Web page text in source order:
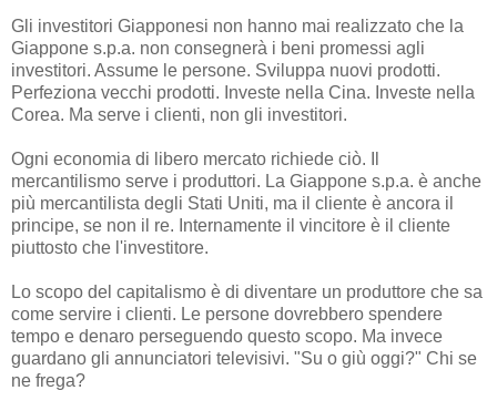
Gli investitori Giapponesi non hanno mai realizzato che la
Giappone s.p.a. non consegnerà i beni promessi agli
investitori. Assume le persone. Sviluppa nuovi prodotti.
Perfeziona vecchi prodotti. Investe nella Cina. Investe nella
Corea. Ma serve i clienti, non gli investitori.
Ogni economia di libero mercato richiede ciò. Il
mercantilismo serve i produttori. La Giappone s.p.a. è anche
più mercantilista degli Stati Uniti, ma il cliente è ancora il
principe, se non il re. Internamente il vincitore è il cliente
piuttosto che l'investitore.
Lo scopo del capitalismo è di diventare un produttore che sa
come servire i clienti. Le persone dovrebbero spendere
tempo e denaro perseguendo questo scopo. Ma invece
guardano gli annunciatori televisivi. "Su o giù oggi?" Chi se
ne frega?